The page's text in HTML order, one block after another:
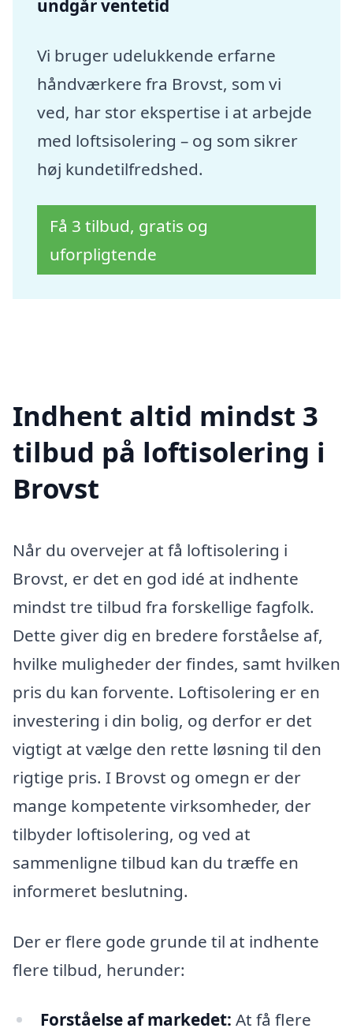
undgår ventetid
Vi bruger udelukkende erfarne
håndværkere fra Brovst, som vi
ved, har stor ekspertise i at arbejde
med loftsisolering – og som sikrer
høj kundetilfredshed.
Få 3 tilbud, gratis og
uforpligtende
Indhent altid mindst 3
tilbud på loftisolering i
Brovst
Når du overvejer at få loftisolering i
Brovst, er det en god idé at indhente
mindst tre tilbud fra forskellige fagfolk.
Dette giver dig en bredere forståelse af,
hvilke muligheder der findes, samt hvilken
pris du kan forvente. Loftisolering er en
investering i din bolig, og derfor er det
vigtigt at vælge den rette løsning til den
rigtige pris. I Brovst og omegn er der
mange kompetente virksomheder, der
tilbyder loftisolering, og ved at
sammenligne tilbud kan du træffe en
informeret beslutning.
Der er flere gode grunde til at indhente
flere tilbud, herunder:
Forståelse af markedet: At få flere